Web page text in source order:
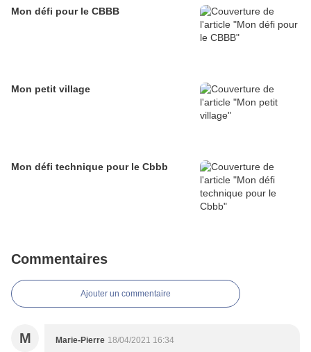
Mon défi pour le CBBB
Mon petit village
Mon défi technique pour le Cbbb
Commentaires
Ajouter un commentaire
M Marie-Pierre 18/04/2021 16:34